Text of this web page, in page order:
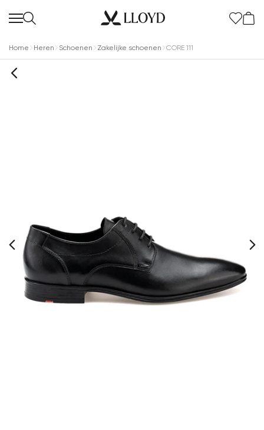
Home Heren Schoenen Zakelijke schoenen CORE 111